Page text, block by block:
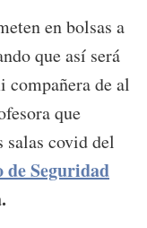
en bolsas a
que así será
de al
que
salas covid del
Seguridad